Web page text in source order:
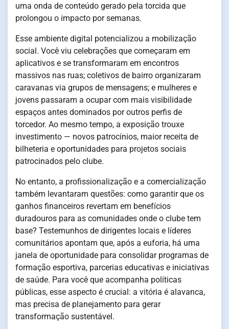
uma onda de conteúdo gerado pela torcida que
prolongou o impacto por semanas.
Esse ambiente digital potencializou a mobilização
social. Você viu celebrações que começaram em
aplicativos e se transformaram em encontros
massivos nas ruas; coletivos de bairro organizaram
caravanas via grupos de mensagens; e mulheres e
jovens passaram a ocupar com mais visibilidade
espaços antes dominados por outros perfis de
torcedor. Ao mesmo tempo, a exposição trouxe
investimento — novos patrocínios, maior receita de
bilheteria e oportunidades para projetos sociais
patrocinados pelo clube.
No entanto, a profissionalização e a comercialização
também levantaram questões: como garantir que os
ganhos financeiros revertam em benefícios
duradouros para as comunidades onde o clube tem
base? Testemunhos de dirigentes locais e líderes
comunitários apontam que, após a euforia, há uma
janela de oportunidade para consolidar programas de
formação esportiva, parcerias educativas e iniciativas
de saúde. Para você que acompanha políticas
públicas, esse aspecto é crucial: a vitória é alavanca,
mas precisa de planejamento para gerar
transformação sustentável.